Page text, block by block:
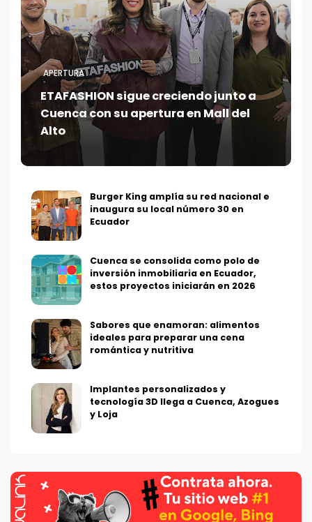
APERTURA
ETAFASHION sigue creciendo junto a
Cuenca con su apertura en Mall del
Alto
Burger King amplía su red nacional e
inaugura su local número 30 en
Ecuador
Cuenca se consolida como polo de
inversión inmobiliaria en Ecuador,
estos proyectos iniciarán en 2026
Sabores que enamoran: alimentos
ideales para preparar una cena
romántica y nutritiva
Implantes personalizados y
tecnología 3D llega a Cuenca, Azogues
y Loja